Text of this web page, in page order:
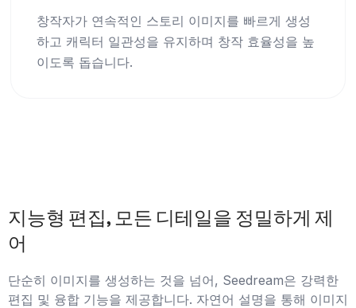
창작자가 연속적인 스토리 이미지를 빠르게 생성
하고 캐릭터 일관성을 유지하며 창작 효율성을 높
이도록 돕습니다.
지능형 편집, 모든 디테일을 정밀하게 제
어
단순히 이미지를 생성하는 것을 넘어, Seedream은 강력한
편집 및 융합 기능을 제공합니다. 자연어 설명을 통해 이미지